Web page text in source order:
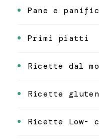
Pane e
Primi piatti
Ricette dal
Ricette
Ricette Low-